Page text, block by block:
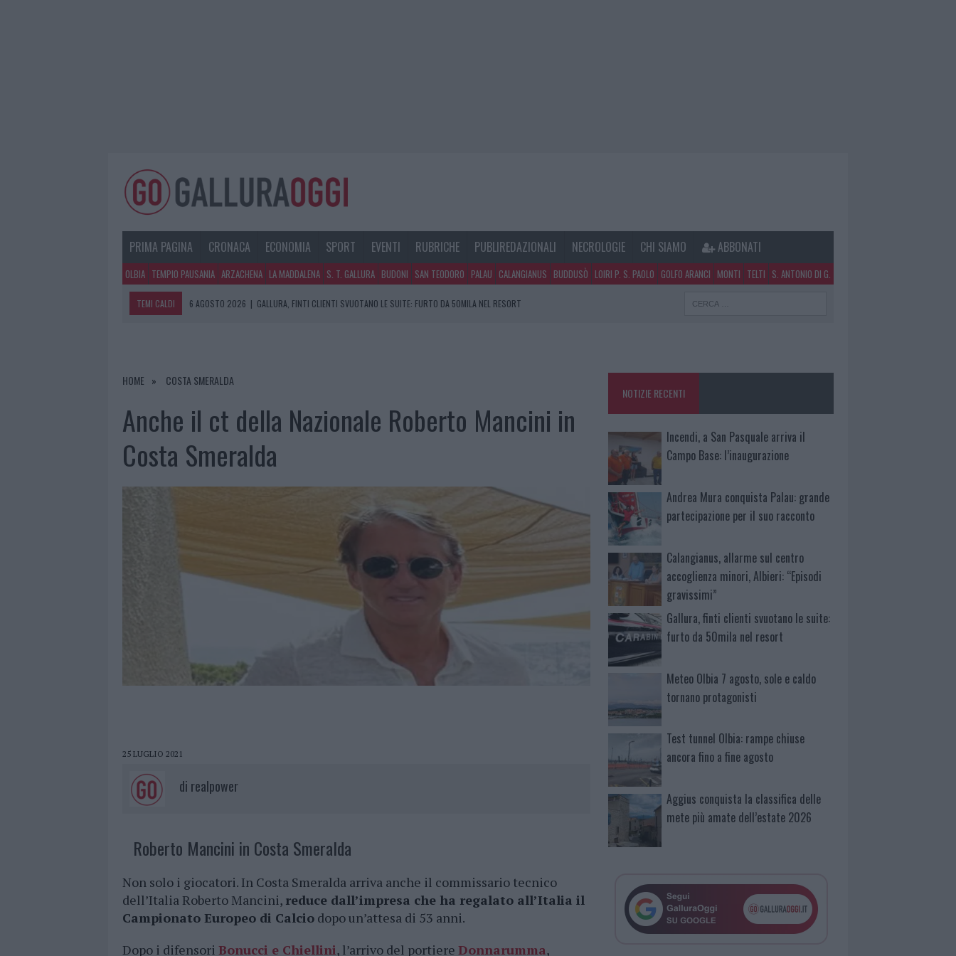
PRIMA PAGINA CRONACA ECONOMIA SPORT EVENTI RUBRICHE PUBLIREDAZIONALI NECROLOGIE CHI SIAMO ABBONATI
OLBIA TEMPIO PAUSANIA ARZACHENA LA MADDALENA S. T. GALLURA BUDONI SAN TEODORO PALAU CALANGIANUS BUDDUSÒ LOIRI P. S. PAOLO GOLFO ARANCI MONTI TELTI S. ANTONIO DI G.
TEMI CALDI 6 AGOSTO 2026 | GALLURA, FINTI CLIENTI SVUOTANO LE SUITE: FURTO DA 50MILA NEL RESORT
HOME COSTA SMERALDA
Anche il ct della Nazionale Roberto Mancini in
Costa Smeralda
25 LUGLIO 2021
di realpower
Roberto Mancini in Costa Smeralda
Non solo i giocatori. In Costa Smeralda arriva anche il commissario tecnico
dell’Italia Roberto Mancini, reduce dall’impresa che ha regalato all’Italia il
Campionato Europeo di Calcio dopo un’attesa di 53 anni.
Dopo i difensori Bonucci e Chiellini, l’arrivo del portiere Donnarumma,
NOTIZIE RECENTI
Incendi, a San Pasquale arriva il
Campo Base: l’inaugurazione
Andrea Mura conquista Palau: grande
partecipazione per il suo racconto
Calangianus, allarme sul centro
accoglienza minori, Albieri: “Episodi
gravissimi”
Gallura, finti clienti svuotano le suite:
furto da 50mila nel resort
Meteo Olbia 7 agosto, sole e caldo
tornano protagonisti
Test tunnel Olbia: rampe chiuse
ancora fino a fine agosto
Aggius conquista la classifica delle
mete più amate dell’estate 2026